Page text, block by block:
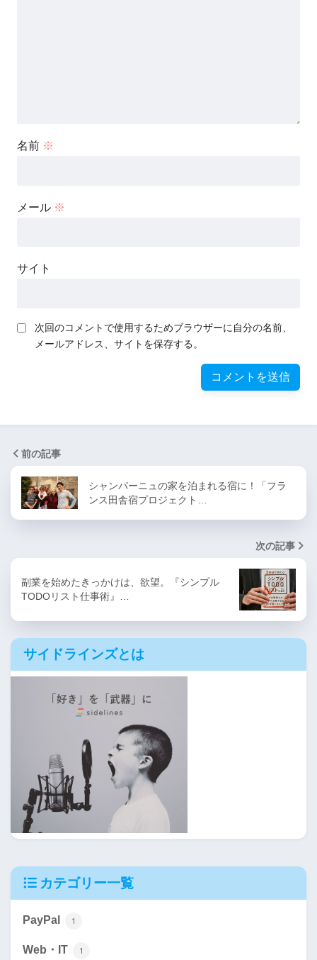
名前 ※
メール ※
サイト
次回のコメントで使用するためブラウザーに自分の名前、
メールアドレス、サイトを保存する。
前の記事
シャンパーニュの家を泊まれる宿に！「フラ
ンス田舎宿プロジェクト…
次の記事
副業を始めたきっかけは、欲望。『シンプル
TODOリスト仕事術』…
サイドラインズとは
カテゴリー一覧
PayPal 1
Web・IT 1